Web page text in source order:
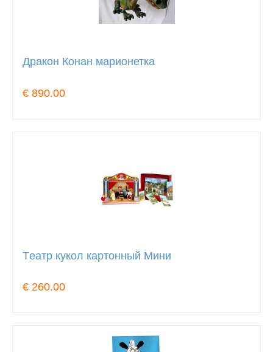
Дракон Конан марионетка
€ 890.00
Tеатр кукол картонный Мини
€ 260.00